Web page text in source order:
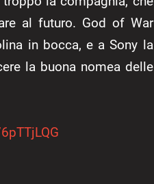
al futuro. God of War
in bocca, e a Sony la
la buona nomea delle